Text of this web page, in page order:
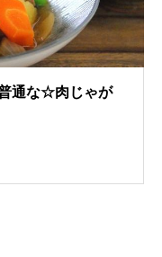
通な☆肉じゃが